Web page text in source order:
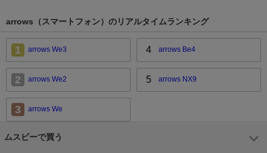
arrows（スマートフォン）のリアルタイムランキング
1 arrows We3
2 arrows We2
3 arrows We
4 arrows Be4
5 arrows NX9
ムスビーで買う